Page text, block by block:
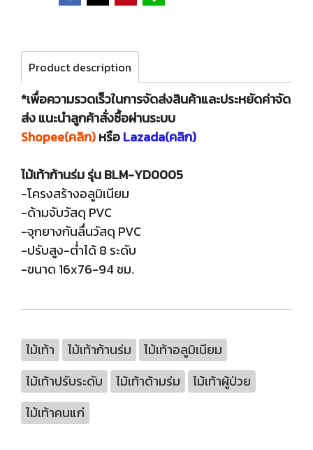
Product description
*เพื่อความรวดเร็วในการจัดส่งสินค้าและประหยัดค่าจัด
ส่ง แนะนำลูกค้าสั่งซื้อผ่านระบบ
Shopee(คลิก)หรือLazada(คลิก)
ไม้เท้าก้านร่ม รุ่น BLM-YD0005
-โครงสร้างอลูมิเนียม
-ด้ามจับวัสดุ PVC
-จุกยางกันลื่นวัสดุ PVC
-ปรับสูง-ต่ำได้ 8 ระดับ
-ขนาด 16x76-94 ซม.
ไม้เท้า ไม้เท้าก้านร่ม
ไม้เท้าอลูมิเนียม
ไม้เท้าปรับระดับ
ไม้เท้าด้ามร่ม
ไม้เท้าผู้ป่วย
ไม้เท้าคนแก่